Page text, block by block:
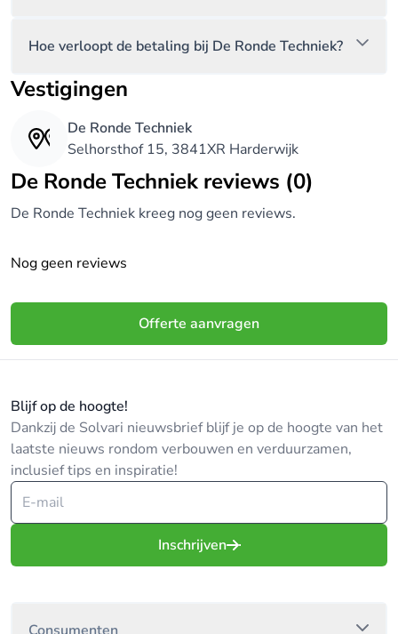
Hoe verloopt de betaling bij De Ronde Techniek?
Vestigingen
De Ronde Techniek
Selhorsthof 15, 3841XR Harderwijk
De Ronde Techniek reviews (0)
De Ronde Techniek kreeg nog geen reviews.
Nog geen reviews
Offerte aanvragen
Blijf op de hoogte!
Dankzij de Solvari nieuwsbrief blijf je op de hoogte van het
laatste nieuws rondom verbouwen en verduurzamen,
inclusief tips en inspiratie!
Inschrijven